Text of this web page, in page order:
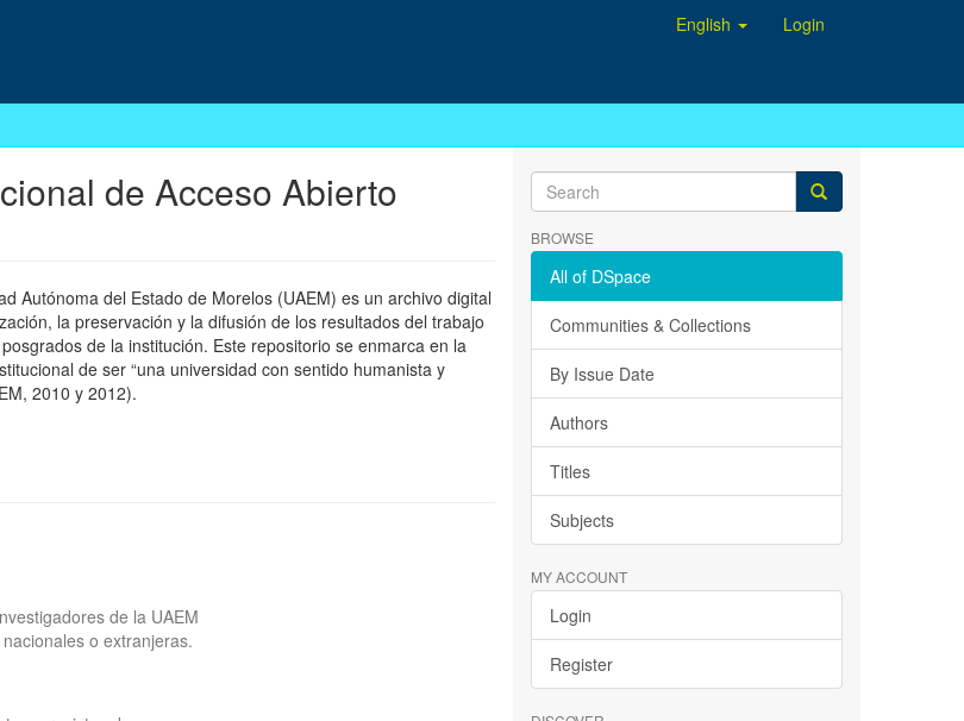
English Login
de Acceso Abierto
Autónoma del Estado de Morelos (UAEM) es un archivo digital
la preservación y la difusión de los resultados del trabajo
de la institución. Este repositorio se enmarca en la
de ser “una universidad con sentido humanista y
2010 y 2012).
de la UAEM
o extranjeras.
BROWSE
All of DSpace
Communities & Collections
By Issue Date
Authors
Titles
Subjects
MY ACCOUNT
Login
Register